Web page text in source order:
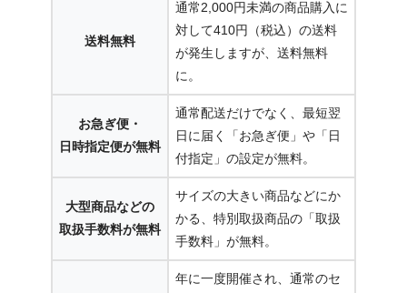
送料無料
通常2,000円未満の商品購入に
対して410円（税込）の送料
が発生しますが、送料無料
に。
お急ぎ便・
日時指定便が無料
通常配送だけでなく、最短翌
日に届く「お急ぎ便」や「日
付指定」の設定が無料。
大型商品などの
取扱手数料が無料
サイズの大きい商品などにか
かる、特別取扱商品の「取扱
手数料」が無料。
年に一度開催され、通常のセ